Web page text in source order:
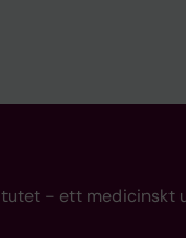
- ett medicinskt